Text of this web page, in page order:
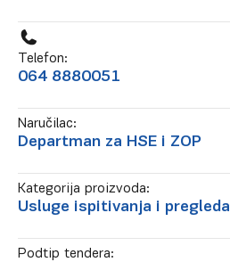
Telefon:
064 8880051
Naručilac:
Departman za HSE i ZOP
Kategorija proizvoda:
Usluge ispitivanja i pregleda
Podtip tendera: